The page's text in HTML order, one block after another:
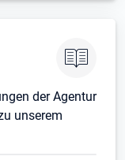
der Agentur
unserem